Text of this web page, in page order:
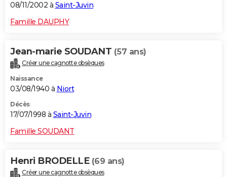
08/11/2002 à Saint-Juvin
Famille DAUPHY
Jean-marie SOUDANT (57 ans)
Créer une cagnotte obsèques
Naissance
03/08/1940 à Niort
Décès
17/07/1998 à Saint-Juvin
Famille SOUDANT
Henri BRODELLE (69 ans)
Créer une cagnotte obsèques